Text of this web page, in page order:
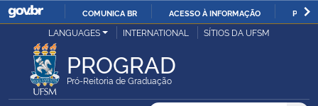
IR
O
COMUNICA BR ACESSO À INFORMAÇÃO
Ministério da Justiça e Segurança Pública
Ministério da Defesa
LANGUAGES INTERNATIONAL SÍTIOS DA UFSM
PROGRAD
Pró-Reitoria de Graduação